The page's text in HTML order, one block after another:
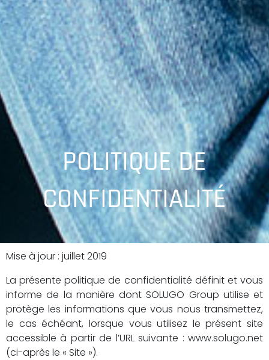
POLITIQUE DE
CONFIDENTIALITÉ
Mise à jour : juillet 2019
La présente politique de confidentialité définit et vous
informe de la manière dont SOLUGO Group utilise et
protège les informations que vous nous transmettez,
le cas échéant, lorsque vous utilisez le présent site
accessible à partir de l’URL suivante : www.solugo.net
(ci-après le « Site »).